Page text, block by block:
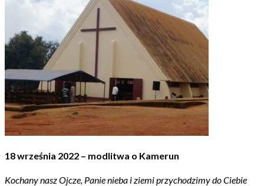
18 września 2022 – modlitwa o Kamerun
Kochany nasz Ojcze, Panie nieba i ziemi przychodzimy do Ciebie